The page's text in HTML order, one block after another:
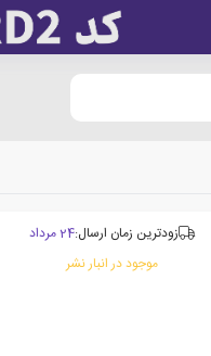
زودترین زمان ارسال:24 مرداد
موجود در انبار نشر